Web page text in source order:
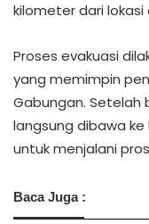
kilometer dari lokasi
Proses evakuasi
yang memimpin
Gabungan. Setelah
langsung dibawa ke
untuk menjalani
Baca Juga :